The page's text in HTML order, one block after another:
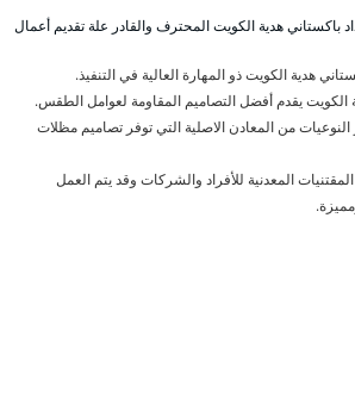
هدية الكويت المحترف والقادر علة تقديم أعمال
هدية الكويت ذو المهارة العالية في التنفيذ.
الكويت يقدم أفضل التصاميم المقاومة لعوامل الطقس.
من المعادن الاصلية التي توفر تصاميم مظلات
المعدنية للأفراد والشركات وقد يتم العمل